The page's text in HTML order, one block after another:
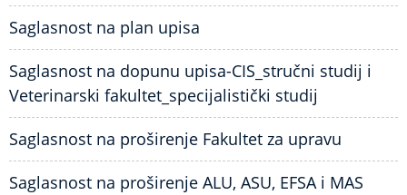
Saglasnost na plan upisa
Saglasnost na dopunu upisa-CIS_stručni studij i
Veterinarski fakultet_specijalistički studij
Saglasnost na proširenje Fakultet za upravu
Saglasnost na proširenje ALU, ASU, EFSA i MAS